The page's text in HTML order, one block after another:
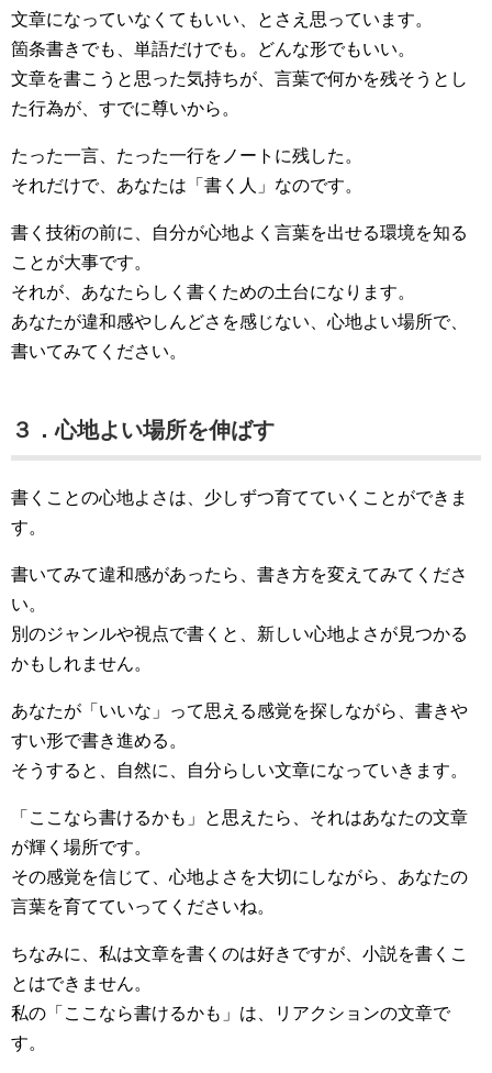
文章になっていなくてもいい、とさえ思っています。
箇条書きでも、単語だけでも。どんな形でもいい。
文章を書こうと思った気持ちが、言葉で何かを残そうとし
た行為が、すでに尊いから。
たった一言、たった一行をノートに残した。
それだけで、あなたは「書く人」なのです。
書く技術の前に、自分が心地よく言葉を出せる環境を知る
ことが大事です。
それが、あなたらしく書くための土台になります。
あなたが違和感やしんどさを感じない、心地よい場所で、
書いてみてください。
３．心地よい場所を伸ばす
書くことの心地よさは、少しずつ育てていくことができま
す。
書いてみて違和感があったら、書き方を変えてみてくださ
い。
別のジャンルや視点で書くと、新しい心地よさが見つかる
かもしれません。
あなたが「いいな」って思える感覚を探しながら、書きや
すい形で書き進める。
そうすると、自然に、自分らしい文章になっていきます。
「ここなら書けるかも」と思えたら、それはあなたの文章
が輝く場所です。
その感覚を信じて、心地よさを大切にしながら、あなたの
言葉を育てていってくださいね。
ちなみに、私は文章を書くのは好きですが、小説を書くこ
とはできません。
私の「ここなら書けるかも」は、リアクションの文章で
す。